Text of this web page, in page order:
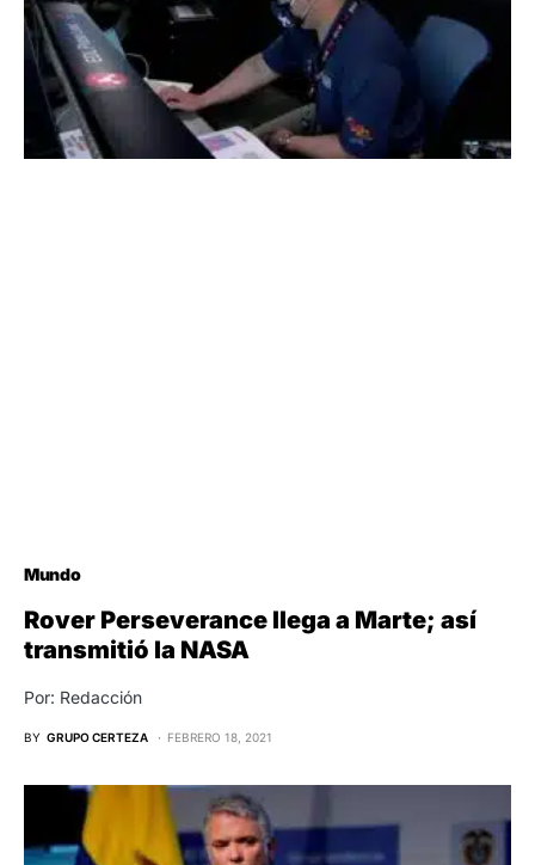
Mundo
Rover Perseverance llega a Marte; así
transmitió la NASA
Por: Redacción
BY GRUPO CERTEZA FEBRERO 18, 2021